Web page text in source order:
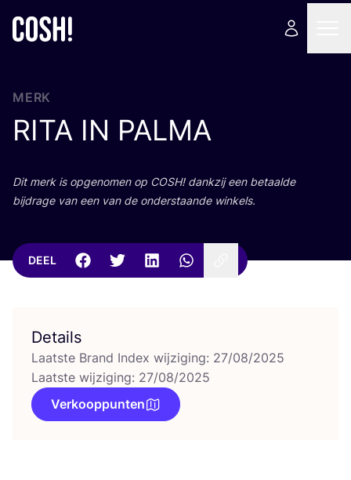
MERK
RITA IN PALMA
Dit merk is opge­no­men op COSH! dank­zij een betaal­de
bij­dra­ge van een van de onder­staan­de winkels.
DEEL
Details
Laatste Brand Index wijziging: 27/08/2025
Laatste wijziging: 27/08/2025
Verkooppunten